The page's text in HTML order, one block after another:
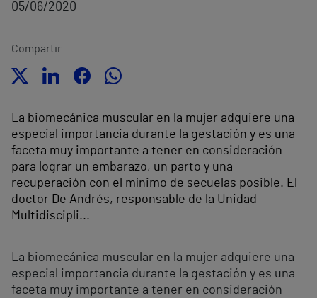
05/06/2020
Compartir
La biomecánica muscular en la mujer adquiere una
especial importancia durante la gestación y es una
faceta muy importante a tener en consideración
para lograr un embarazo, un parto y una
recuperación con el mínimo de secuelas posible. El
doctor De Andrés, responsable de la Unidad
Multidiscipli...
La biomecánica muscular en la mujer adquiere una
especial importancia durante la gestación y es una
faceta muy importante a tener en consideración